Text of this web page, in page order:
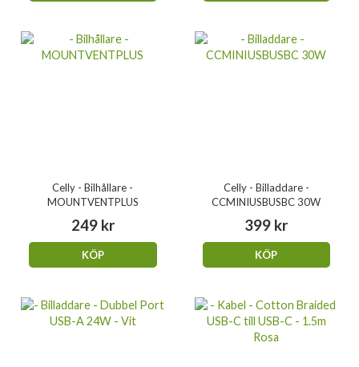
Celly - Bilhållare -
MOUNTVENTPLUS
249 kr
KÖP
Celly - Billaddare -
CCMINIUSBUSBC 30W
399 kr
KÖP